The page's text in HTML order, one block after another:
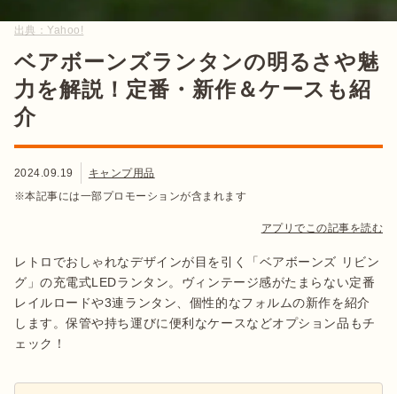
出典：Yahoo!
ベアボーンズランタンの明るさや魅
力を解説！定番・新作＆ケースも紹
介
2024.09.19
キャンプ用品
※本記事には一部プロモーションが含まれます
アプリでこの記事を読む
レトロでおしゃれなデザインが目を引く「ベアボーンズ リビン
グ」の充電式LEDランタン。ヴィンテージ感がたまらない定番
レイルロードや3連ランタン、個性的なフォルムの新作を紹介
します。保管や持ち運びに便利なケースなどオプション品もチ
ェック！